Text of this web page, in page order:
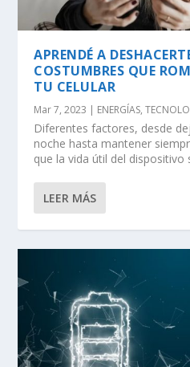
APRENDÉ A
COSTUMBRES QUE
TU CELULAR
Mar 7, 2023 | ENERGÍAS,
Diferentes factores, desde
noche hasta mantener
que la vida útil del dispositivo
LEER MÁS